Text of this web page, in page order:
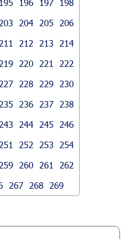
195 196 197
198
203 204 205
206
211 212 213
214
219 220 221
222
227 228 229
230
235 236 237
238
243 244 245
246
251 252 253
254
259 260 261
262
267 268 269